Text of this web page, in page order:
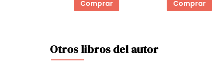
Comprar Comprar
Otros libros del autor